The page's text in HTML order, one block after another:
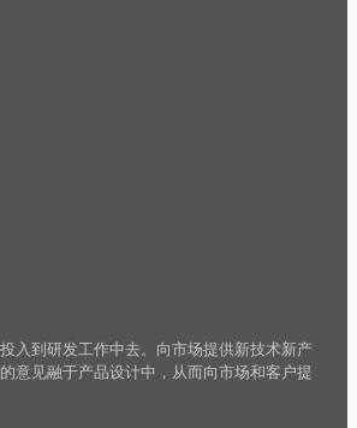
入到研发工作中去。向市场提供新技术新产
意见融于产品设计中，从而向市场和客户提